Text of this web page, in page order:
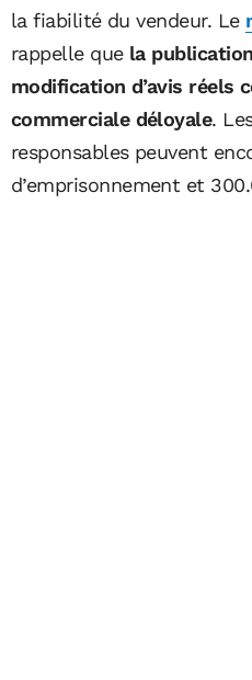
la fiabilité du vendeur. Le
rappelle que la
modification d’avis réels
commerciale déloyale.
responsables peuvent
d’emprisonnement et